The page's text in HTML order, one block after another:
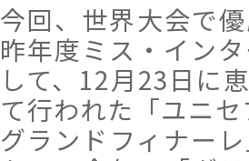
今回、世界大会で
昨年度ミス・イン
して、12月23日に
て行われた「ユニ
グランドフィナー